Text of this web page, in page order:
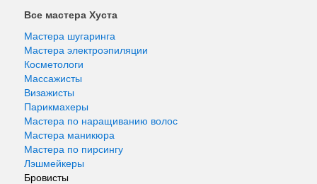
Все мастера Хуста
Мастера шугаринга
Мастера электроэпиляции
Косметологи
Массажисты
Визажисты
Парикмахеры
Мастера по наращиванию волос
Мастера маникюра
Мастера по пирсингу
Лэшмейкеры
Бровисты